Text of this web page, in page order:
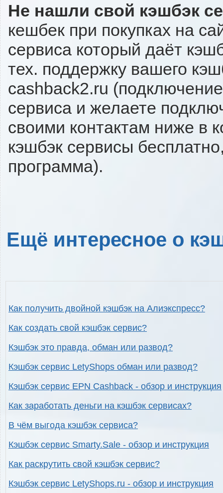
Не нашли свой кэшбэк
кешбек при покупках на
сервиса который даёт
тех. поддержку вашего
cashback2.ru
сервиса и желаете
своими контактам ниже в
кэшбэк сервисы
программа).
Ещё интересное о
Как получить двойной кэшбэк на Алиэкспресс?
Как создать свой кэшбэк сервис?
Кэшбэк это правда, обман или развод?
Кэшбэк сервис LetyShops обман или развод?
Кэшбэк сервис EPN Cashback - обзор и инструкция
Как заработать деньги на кэшбэк сервисах?
В чём выгода кэшбэк сервиса?
Кэшбэк сервис Smarty.Sale - обзор и инструкция
Как раскрутить свой кэшбэк сервис?
Кэшбэк сервис LetyShops.ru - обзор и инструкция